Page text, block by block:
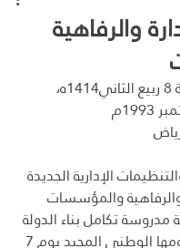
والرفاهية
: يوم الجمة 8 ربيع الثاني1414ه،
الإدارية الجديدة
والرفاهية والمؤسسات
تكامل بناء الدولة